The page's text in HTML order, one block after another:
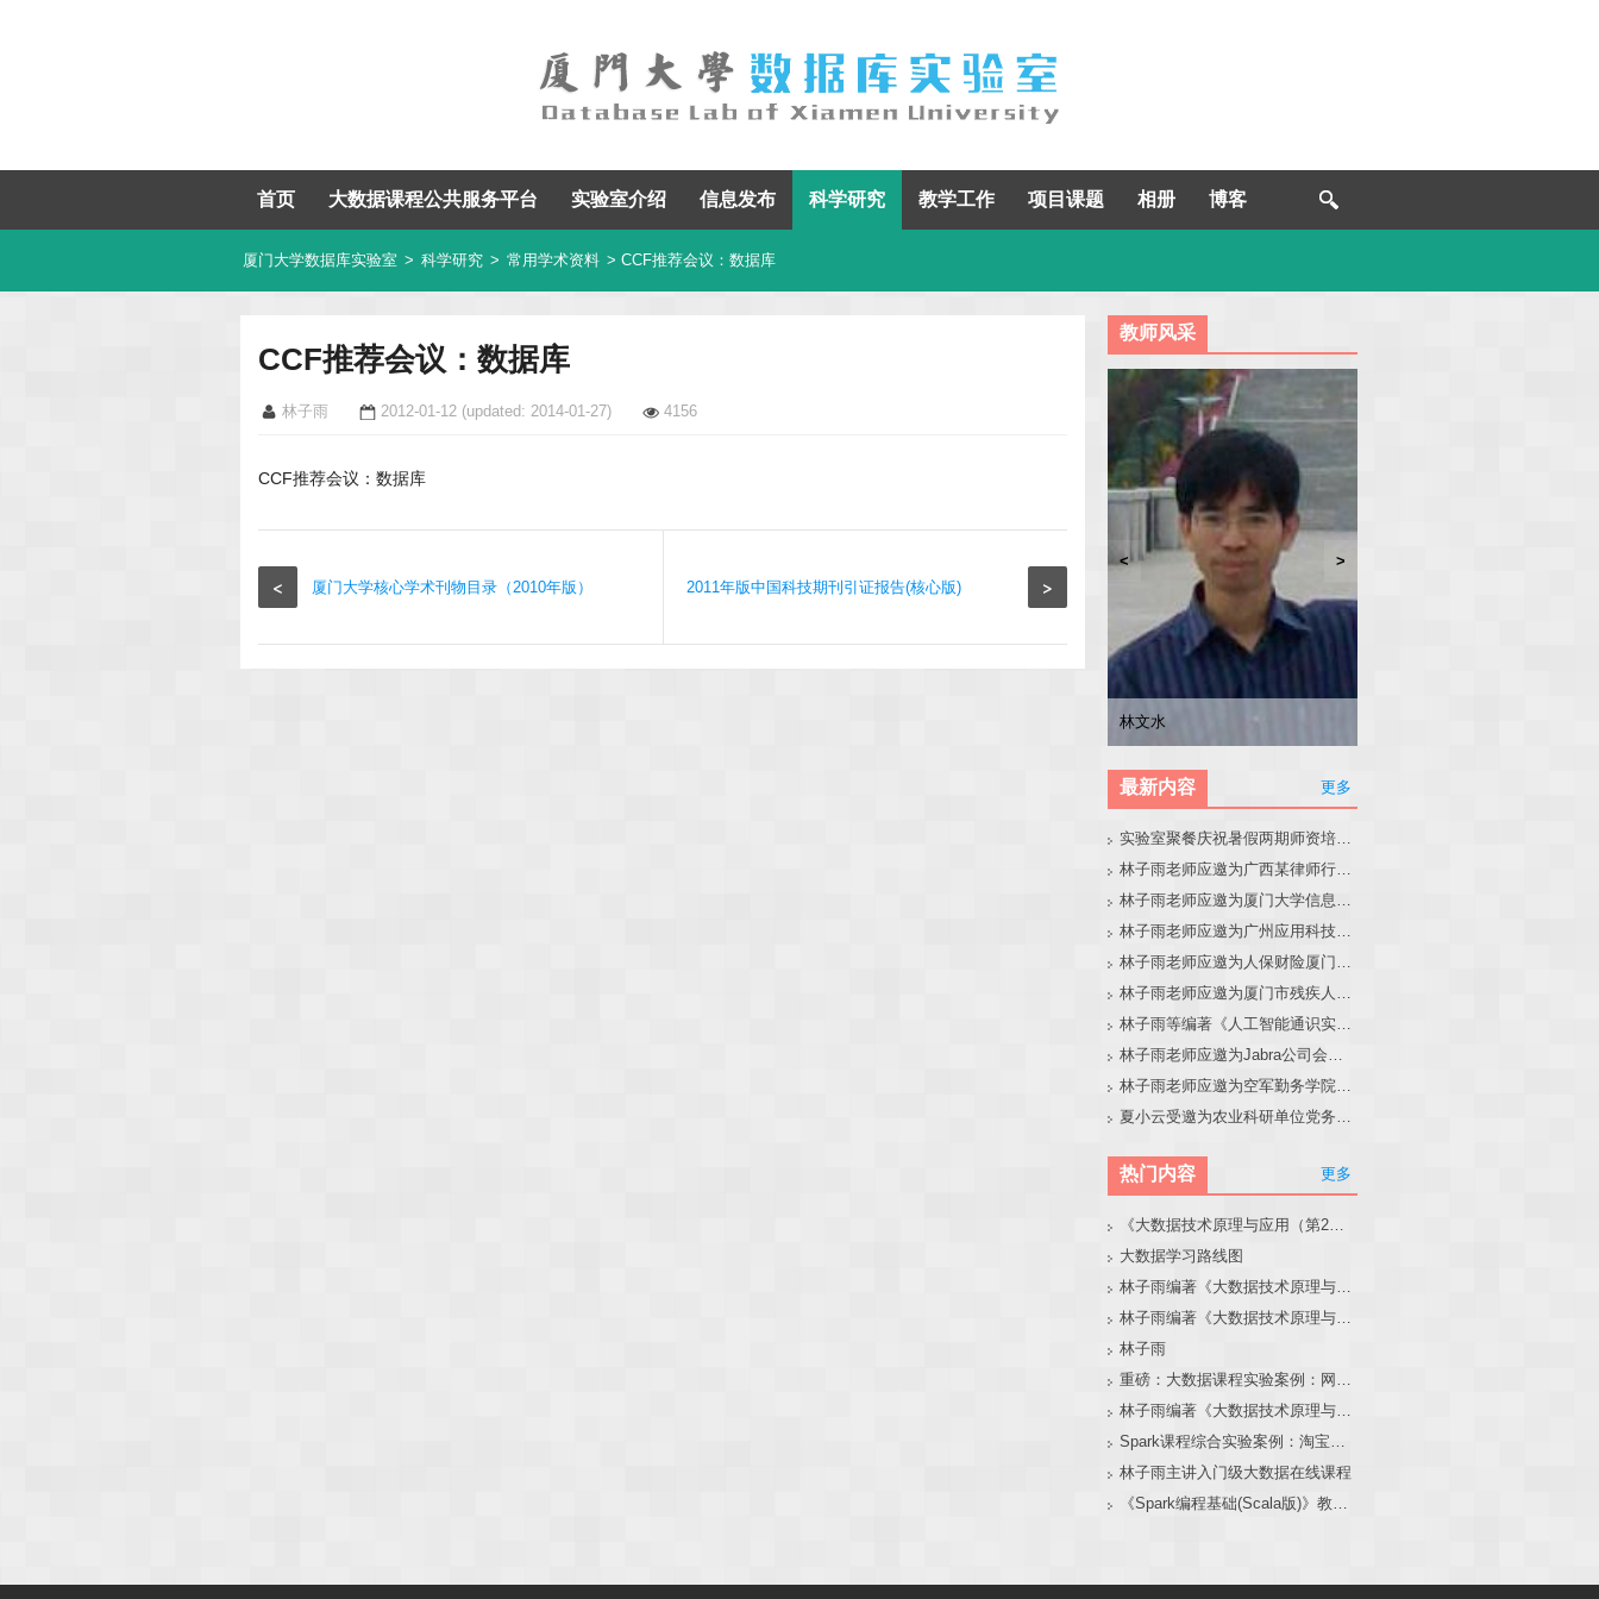
首页 大数据课程公共服务平台 实验室介绍 信息发布 科学研究 教学工作 项目课题 相册 博客
厦门大学数据库实验室 > 科学研究 > 常用学术资料 > CCF推荐会议：数据库
CCF推荐会议：数据库
林子雨 2012-01-12 (updated: 2014-01-27) 4156
CCF推荐会议：数据库
< 厦门大学核心学术刊物目录（2010年版） >
2011年版中国科技期刊引证报告(核心版)
教师风采
林子雨
张东站
林文水
冯少荣
< >
最新内容 更多
实验室聚餐庆祝暑假两期师资培训班圆满结束
林子雨老师应邀为广西某律师行业培训班做大模型和智能体讲座
林子雨老师应邀为厦门大学信息学院全国中学生夏令营做大模型讲座
林子雨老师应邀为广州应用科技学院做大模型和智能体讲座
林子雨老师应邀为人保财险厦门分公司做大模型和智能体讲座
林子雨老师应邀为厦门市残疾人联合会做大模型和智能体讲座
林子雨等编著《人工智能通识实践教程》教材官网
林子雨老师应邀为Jabra公司会议做大模型和智能体报告
林子雨老师应邀为空军勤务学院做大模型和智能体讲座
夏小云受邀为农业科研单位党务工作者作专题报告
热门内容 更多
《大数据技术原理与应用（第2版）》教材官网
大数据学习路线图
林子雨编著《大数据技术原理与应用（第3版）》教材官网
林子雨编著《大数据技术原理与应用》教材配套大数据软件安装和编程实践指南
林子雨
重磅：大数据课程实验案例：网站用户行为分析（免费共享）
林子雨编著《大数据技术原理与应用（第3版）》教材配套大数据软件安装和编程实践指南
Spark课程综合实验案例：淘宝双11数据分析与预测
林子雨主讲入门级大数据在线课程
《Spark编程基础(Scala版)》教材官网